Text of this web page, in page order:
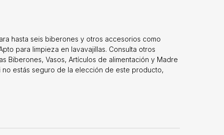
hasta seis biberones y otros accesorios como
para limpieza en lavavajillas. Consulta otros
Biberones, Vasos, Artículos de alimentación y Madre
estás seguro de la elección de este producto,